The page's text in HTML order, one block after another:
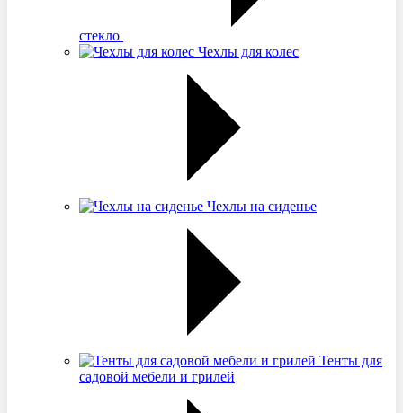
стекло
Чехлы для колес
Чехлы на сиденье
Тенты для
садовой мебели и грилей